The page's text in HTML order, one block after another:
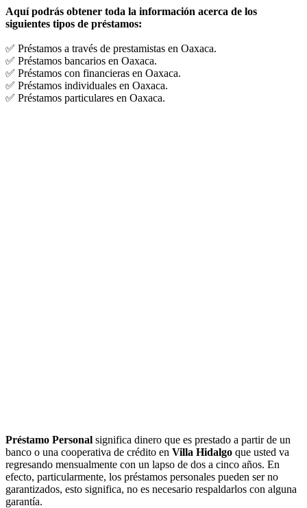
Aquí podrás obtener toda la información acerca de los
siguientes tipos de préstamos:
✅ Préstamos a través de prestamistas en Oaxaca.
✅ Préstamos bancarios en Oaxaca.
✅ Préstamos con financieras en Oaxaca.
✅ Préstamos individuales en Oaxaca.
✅ Préstamos particulares en Oaxaca.
Préstamo Personal significa dinero que es prestado a partir de un
banco o una cooperativa de crédito en Villa Hidalgo que usted va
regresando mensualmente con un lapso de dos a cinco años. En
efecto, particularmente, los préstamos personales pueden ser no
garantizados, esto significa, no es necesario respaldarlos con alguna
garantía.